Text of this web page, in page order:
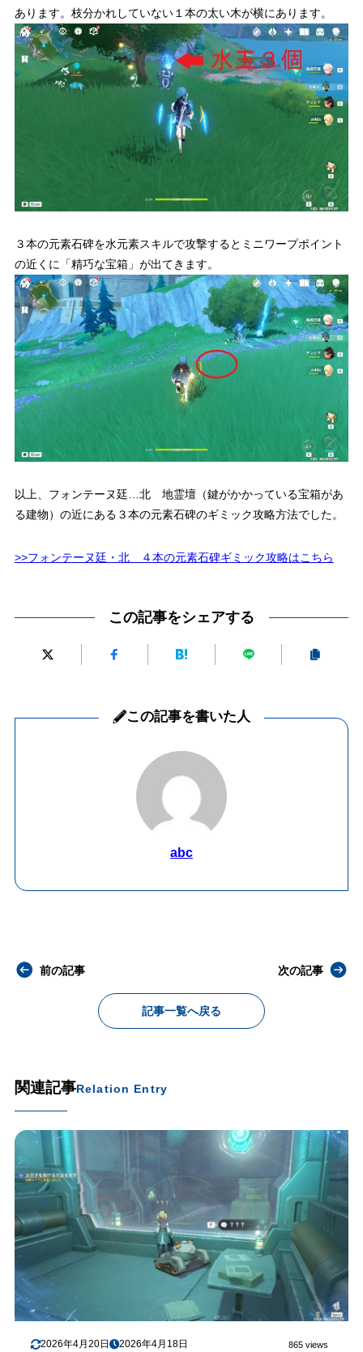
あります。 枝分かれしていない１本の太い木が横にあります。
３本の元素石碑を水元素スキルで攻撃するとミニワープポイント
の近くに「精巧な宝箱」が出てきます。
以上、フォンテーヌ廷…北 地霊壇（鍵がかかっている宝箱があ
る建物）の近にある３本の元素石碑のギミック攻略方法でした。
>>フォンテーヌ廷・北 ４本の元素石碑ギミック攻略はこちら
この記事をシェアする
この記事を書いた人
abc
前の記事
記事一覧へ戻る
次の記事
関連記事Relation Entry
2026年4月20日 2026年4月18日 865 views